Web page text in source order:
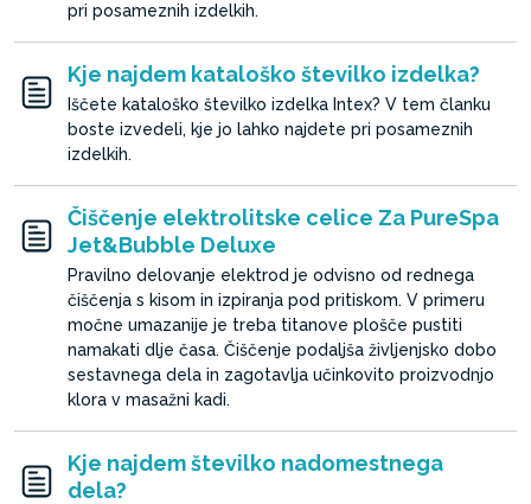
pri posameznih izdelkih.
Kje najdem kataloško številko izdelka?
Iščete kataloško številko izdelka Intex? V tem članku
boste izvedeli, kje jo lahko najdete pri posameznih
izdelkih.
Čiščenje elektrolitske celice Za PureSpa
Jet&Bubble Deluxe
Pravilno delovanje elektrod je odvisno od rednega
čiščenja s kisom in izpiranja pod pritiskom. V primeru
močne umazanije je treba titanove plošče pustiti
namakati dlje časa. Čiščenje podaljša življenjsko dobo
sestavnega dela in zagotavlja učinkovito proizvodnjo
klora v masažni kadi.
Kje najdem številko nadomestnega
dela?